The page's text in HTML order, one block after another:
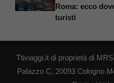
Roma: ecco
turisti
Ttiviaggi.it di proprietà di
Palazzo C, 20093 Cologno